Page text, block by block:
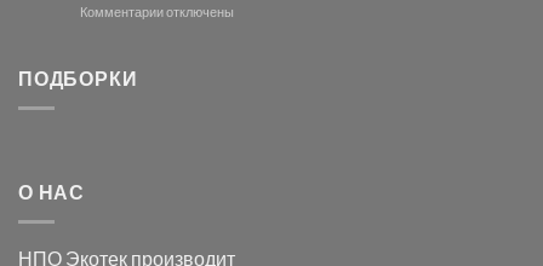
модификации
и
Комментариик
оксида
отключены
ПОДБОРКИ
О НАС
НПО Экотек производит